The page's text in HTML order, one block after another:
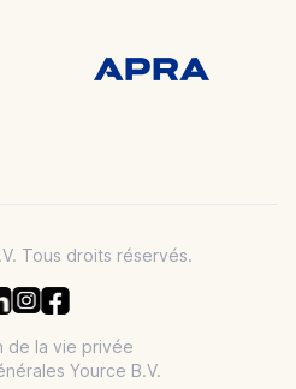
Tous droits réservés.
de la vie privée
Yource B.V.